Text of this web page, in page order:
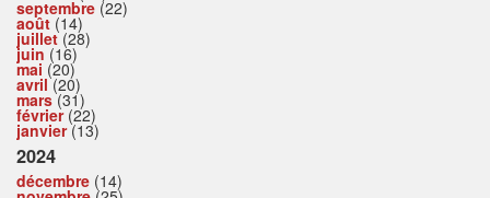
septembre (22)
août (14)
juillet(28)
juin (16)
mai (20)
avril(20)
mars(31)
février(22)
janvier(13)
2024
décembre (14)